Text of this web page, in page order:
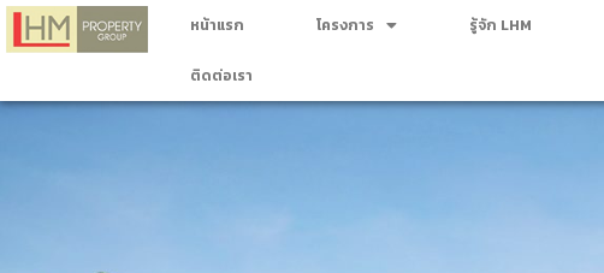
หน้าแรก โครงการ รู้จัก LHM
ติดต่อเรา